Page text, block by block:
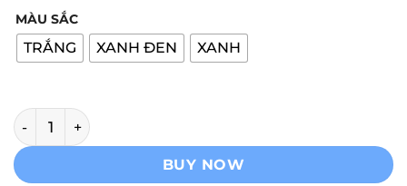
MÀU SẮC
TRẮNG XANH ĐEN XANH
Oppo A15s Ram 6GB/128GB số lượng
BUY NOW